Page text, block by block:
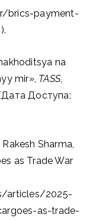
brics-payment-
na
mir», TASS,
Доступа:
Sharma,
as Trade War
articles/2025-
as-trade-